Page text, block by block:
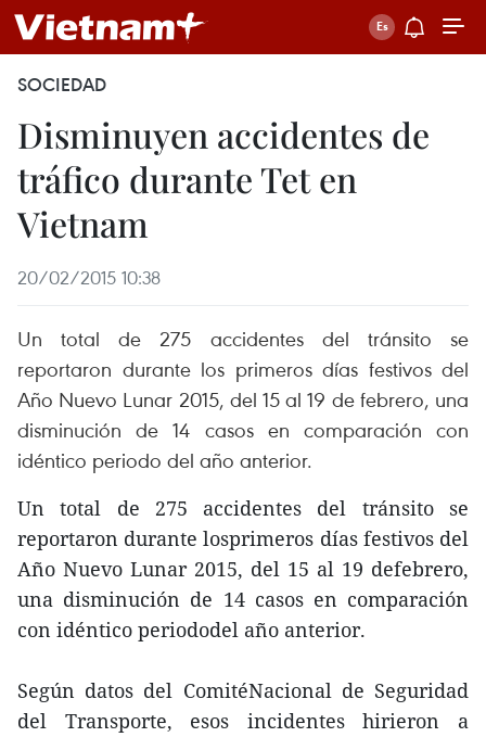
SOCIEDAD
Disminuyen accidentes de
tráfico durante Tet en
Vietnam
20/02/2015 10:38
Un total de 275 accidentes del tránsito se
reportaron durante los primeros días festivos del
Año Nuevo Lunar 2015, del 15 al 19 de febrero, una
disminución de 14 casos en comparación con
idéntico periodo del año anterior.
Un total de 275 accidentes del tránsito se
reportaron durante losprimeros días festivos del
Año Nuevo Lunar 2015, del 15 al 19 defebrero,
una disminución de 14 casos en comparación
con idéntico periododel año anterior.
Según datos del ComitéNacional de Seguridad
del Transporte, esos incidentes hirieron a